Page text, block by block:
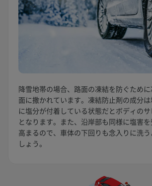
降雪地帯の場合、路面の凍結を防ぐため
面に撒かれています。凍結防止剤の成分
に塩分が付着している状態だとボディの
となります。また、沿岸部も同様に塩害
高まるので、車体の下回りも念入りに洗
しょう。